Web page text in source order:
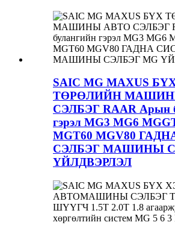
SAIC MG MAXUS
ТӨРӨЛИЙН
СЭЛБЭГ RAAR Арын
гэрэл MG3 MG6
MGT60 MGV80
СЭЛБЭГ МАШИНЫ
ҮЙЛДВЭРЛЭЛ